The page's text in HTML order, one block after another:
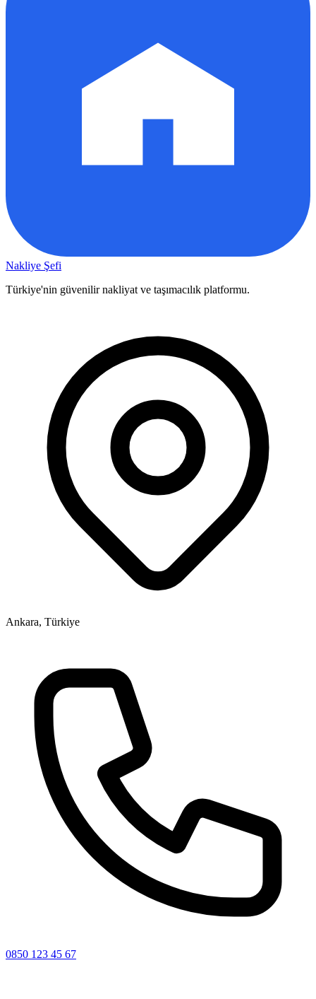
Nakliye Şefi
Türkiye'nin güvenilir nakliyat ve taşımacılık platformu.
Ankara, Türkiye
0850 123 45 67